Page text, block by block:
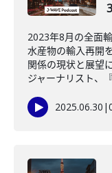
2023年8月の全面
水産物の輸入再開
関係の現状と展望
ジャーナリスト、
2025.06.30 |